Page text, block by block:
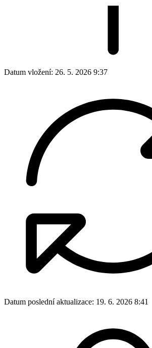
Datum vložení: 26. 5. 2026 9:37
Datum poslední aktualizace: 19. 6. 2026 8:41